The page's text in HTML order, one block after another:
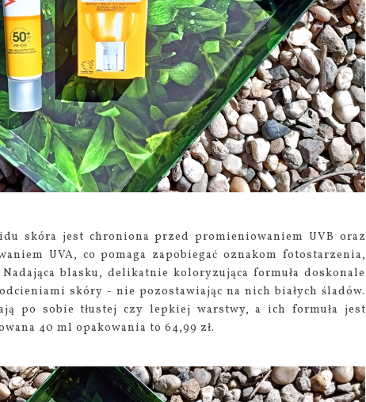
skóra jest chroniona przed promieniowaniem UVB oraz
UVA, co pomaga zapobiegać oznakom fotostarzenia,
blasku, delikatnie koloryzująca formuła doskonale
skóry - nie pozostawiając na nich białych śladów.
po sobie tłustej czy lepkiej warstwy, a ich formuła jest
40 ml opakowania to 64,99 zł.